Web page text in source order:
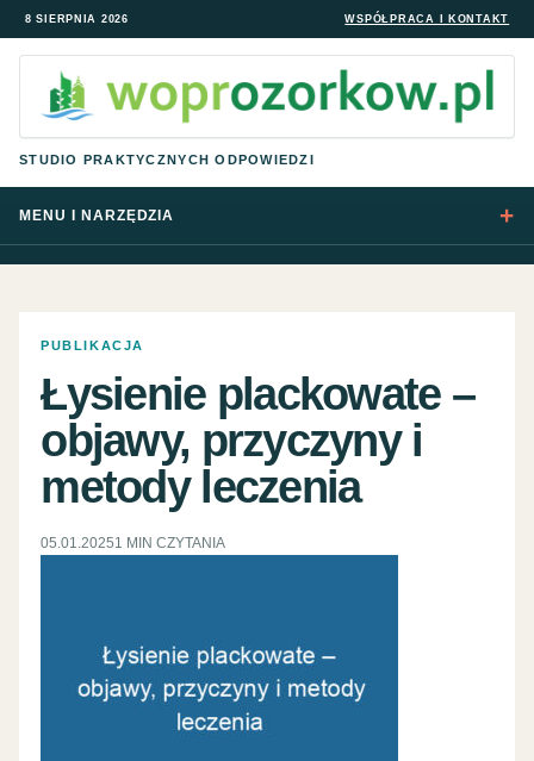
8 SIERPNIA 2026 WSPÓŁPRACA I KONTAKT
STUDIO PRAKTYCZNYCH ODPOWIEDZI
MENU I NARZĘDZIA
PUBLIKACJA
Łysienie plackowate –
objawy, przyczyny i
metody leczenia
05.01.20251 MIN CZYTANIA